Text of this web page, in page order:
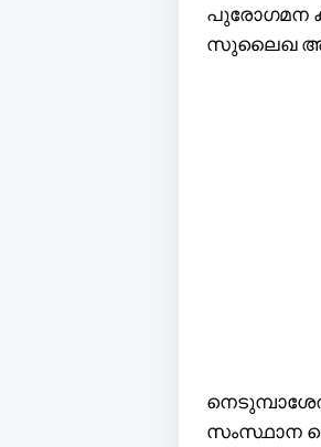
പുരോഗമന
സുലൈഖ
സംസ്ഥാന